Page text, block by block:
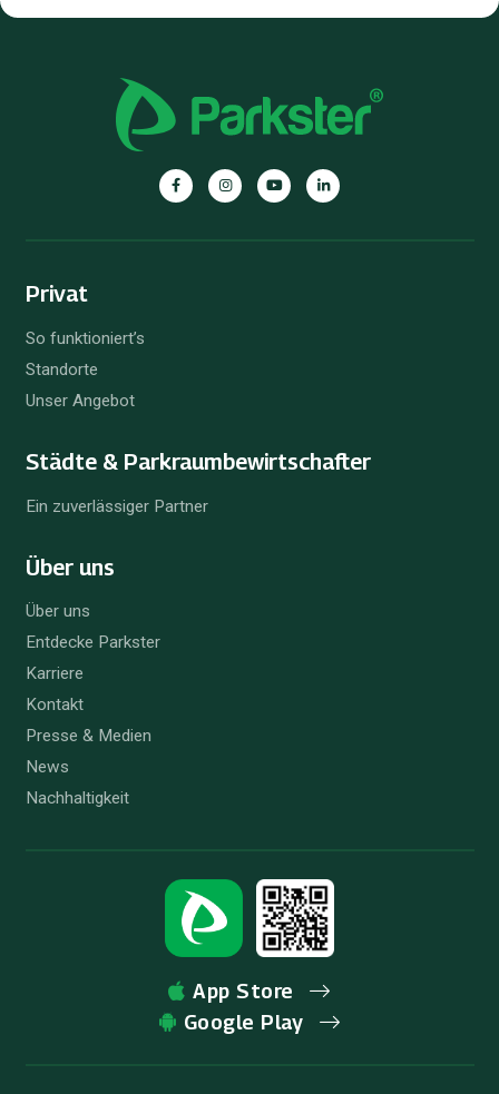
Parkster
auf
Parkster
auf
Parkster
auf
Parkster
auf
Privat
So funktioniert’s
Standorte
Unser Angebot
Städte & Parkraum­bewirtschafter
Ein zuverlässiger Partner
Über uns
Über uns
Entdecke Parkster
Karriere
Kontakt
Presse & Medien
News
Nachhaltigkeit
App Store
Google Play